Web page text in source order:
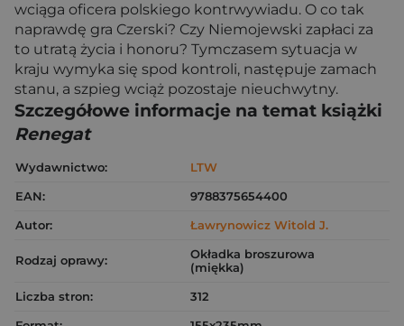
wciąga oficera polskiego kontrwywiadu. O co tak
naprawdę gra Czerski? Czy Niemojewski zapłaci za
to utratą życia i honoru? Tymczasem sytuacja w
kraju wymyka się spod kontroli, następuje zamach
stanu, a szpieg wciąż pozostaje nieuchwytny.
Szczegółowe informacje na temat książki
Renegat
Wydawnictwo:
LTW
EAN:
9788375654400
Autor:
Ławrynowicz Witold J.
Rodzaj oprawy:
Okładka broszurowa
(miękka)
Liczba stron:
312